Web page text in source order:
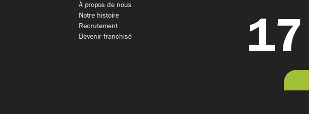
À propos de nous
Notre histoire
Recrutement
Devenir franchisé
17